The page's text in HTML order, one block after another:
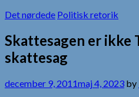
Det nørdede Politisk retorik
Skattesagen er ikke
skattesag
december 9, 2011maj 4, 2023 by